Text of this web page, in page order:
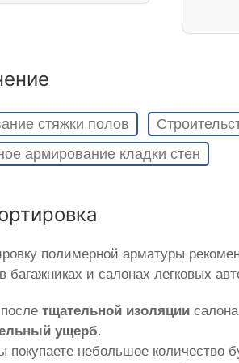
стяжки полов
армирование кладки стен
полимерной арматуры
багажниках и салонах легковых
послетщательной изоляции
ущерб.
покупаете небольшое